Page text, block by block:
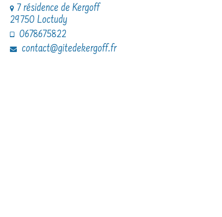
7 résidence de Kergoff
29750 Loctudy
0678675822
contact@gitedekergoff.fr